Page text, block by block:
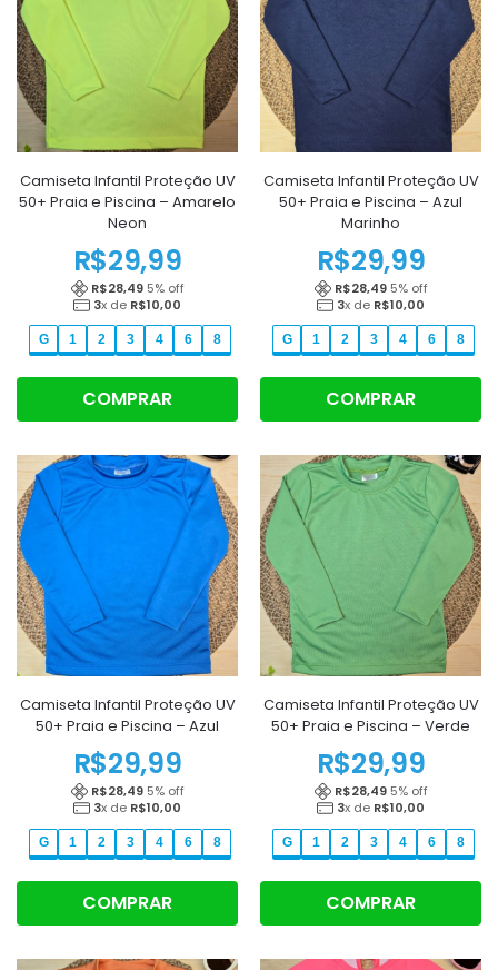
Camiseta Infantil Proteção UV
50+ Praia e Piscina – Amarelo
Neon
R$29,99
R$28,49 5% off
3x de R$10,00
G 1 2 3 4 6 8
COMPRAR
Camiseta Infantil Proteção UV
50+ Praia e Piscina – Azul
Marinho
R$29,99
R$28,49 5% off
3x de R$10,00
G 1 2 3 4 6 8
COMPRAR
Camiseta Infantil Proteção UV
50+ Praia e Piscina – Azul
R$29,99
R$28,49 5% off
3x de R$10,00
G 1 2 3 4 6 8
COMPRAR
Camiseta Infantil Proteção UV
50+ Praia e Piscina – Verde
R$29,99
R$28,49 5% off
3x de R$10,00
G 1 2 3 4 6 8
COMPRAR